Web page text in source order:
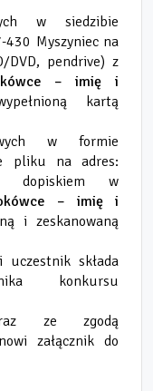
w siedzibie
430 Myszyniec na
DVD, pendrive) z
– imię i
kartą
w formie
pliku na adres:
w
– imię i
i zeskanowaną
składa
konkursu
ze zgodą
załącznik do